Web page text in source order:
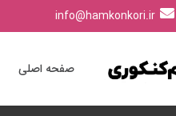
info@hamkonkori.ir
صفحه اصلی